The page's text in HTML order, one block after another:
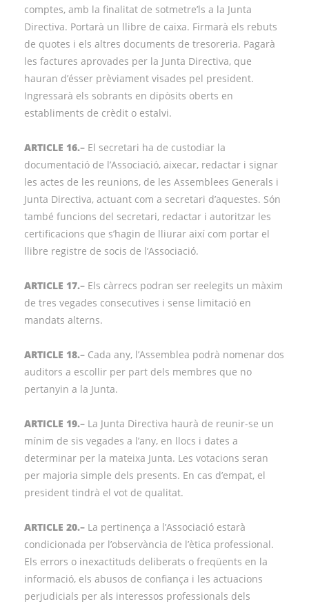
comptes, amb la finalitat de sotmetre’ls a la Junta
Directiva. Portarà un llibre de caixa. Firmarà els rebuts
de quotes i els altres documents de tresoreria. Pagarà
les factures aprovades per la Junta Directiva, que
hauran d’ésser prèviament visades pel president.
Ingressarà els sobrants en dipòsits oberts en
establiments de crèdit o estalvi.
ARTICLE 16.– El secretari ha de custodiar la
documentació de l’Associació, aixecar, redactar i signar
les actes de les reunions, de les Assemblees Generals i
Junta Directiva, actuant com a secretari d’aquestes. Són
també funcions del secretari, redactar i autoritzar les
certificacions que s’hagin de lliurar així com portar el
llibre registre de socis de l’Associació.
ARTICLE 17.– Els càrrecs podran ser reelegits un màxim
de tres vegades consecutives i sense limitació en
mandats alterns.
ARTICLE 18.– Cada any, l’Assemblea podrà nomenar dos
auditors a escollir per part dels membres que no
pertanyin a la Junta.
ARTICLE 19.– La Junta Directiva haurà de reunir-se un
mínim de sis vegades a l’any, en llocs i dates a
determinar per la mateixa Junta. Les votacions seran
per majoria simple dels presents. En cas d’empat, el
president tindrà el vot de qualitat.
ARTICLE 20.– La pertinença a l’Associació estarà
condicionada per l’observància de l’ètica professional.
Els errors o inexactituds deliberats o freqüents en la
informació, els abusos de confiança i les actuacions
perjudicials per als interessos professionals dels